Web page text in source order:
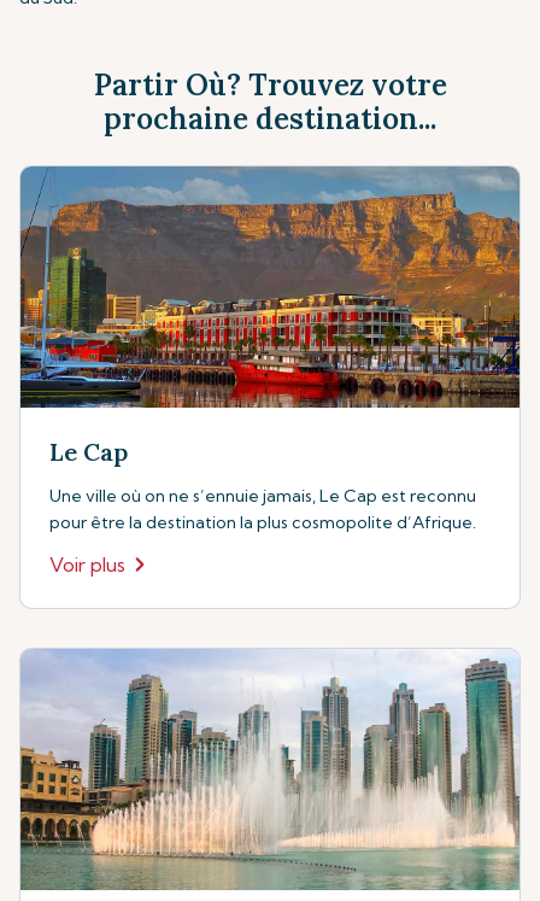
Partir Où? Trouvez votre
prochaine destination...
Le Cap
Une ville où on ne s’ennuie jamais, Le Cap est reconnu
pour être la destination la plus cosmopolite d’Afrique.
Voir plus